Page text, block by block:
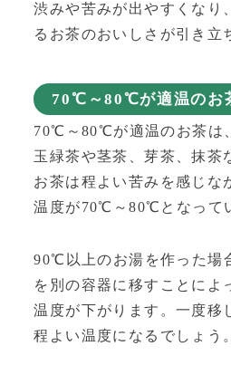
渋みや苦みが出やすくなり
るお茶のおいしさが引き立
70℃～80℃が適温のお
70℃～80℃が適温のお茶は
玉緑茶や茎茶、芽茶、抹茶
お茶は程よい苦みを感じな
温度が70℃～80℃となって
90℃以上のお湯を作った場
を別の容器に移すことに
温度が下がります。一度移
程よい温度になるでしょう。